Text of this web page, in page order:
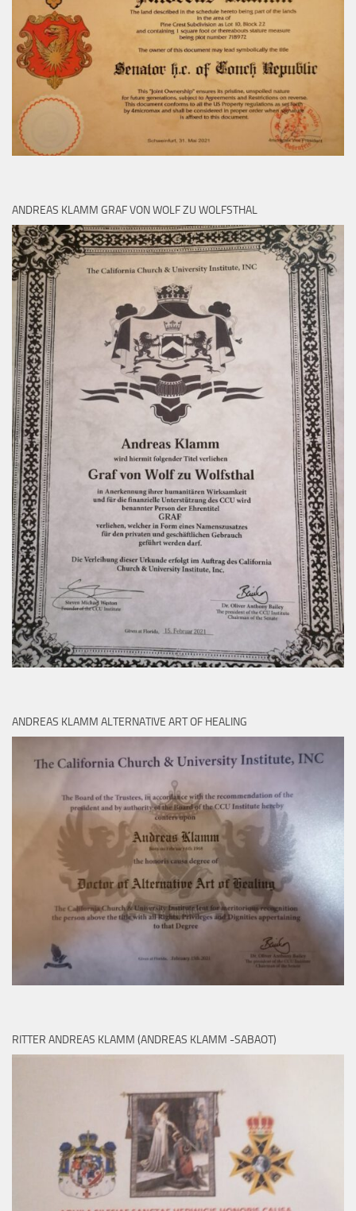
ANDREAS KLAMM GRAF VON WOLF ZU WOLFSTHAL
ANDREAS KLAMM ALTERNATIVE ART OF HEALING
RITTER ANDREAS KLAMM (ANDREAS KLAMM -SABAOT)